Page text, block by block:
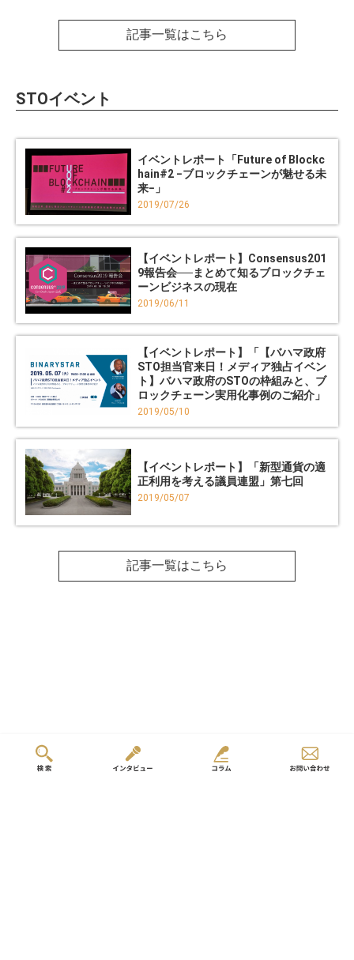
記事一覧はこちら
STOイベント
イベントレポート「Future of Blockc
hain#2 −ブロックチェーンが魅せる未
来−」
2019/07/26
【イベントレポート】Consensus201
9報告会──まとめて知るブロックチェ
ーンビジネスの現在
2019/06/11
【イベントレポート】「【バハマ政府
STO担当官来日！メディア独占イベン
ト】バハマ政府のSTOの枠組みと、ブ
ロックチェーン実用化事例のご紹介」
2019/05/10
【イベントレポート】「新型通貨の適
正利用を考える議員連盟」第七回
2019/05/07
記事一覧はこちら